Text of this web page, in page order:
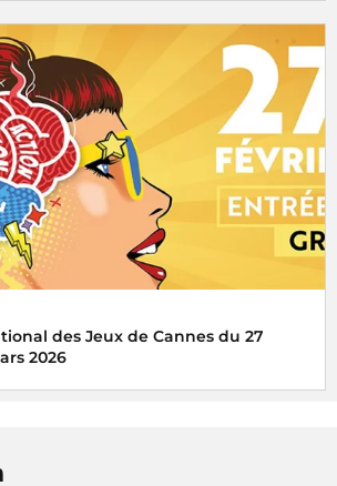
20 mars, date de la
Journée
Francophonie, la Semaine de la
de la francophonie célèbre le plaisir des
des Jeux de Cannes du 27
2026
du Festival International des
27 février au 1er mars 2026